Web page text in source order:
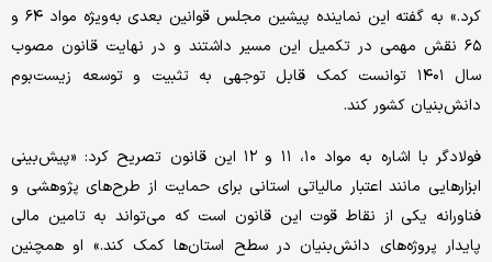
کرد.» به گفته این نماینده پیشین مجلس قوانین بعدی به‌ویژه مواد ۶۴ و
۶۵ نقش مهمی در تکمیل این مسیر داشتند و در نهایت قانون مصوب
سال ۱۴۰۱ توانست کمک قابل‌ توجهی به تثبیت و توسعه زیست‌بوم
دانش‌بنیان کشور کند.
فولادگر با اشاره به مواد ۱۰، ۱۱ و ۱۲ این قانون تصریح کرد: «پیش‌بینی
ابزارهایی مانند اعتبار مالیاتی استانی برای حمایت از طرح‌های پژوهشی و
فناورانه یکی از نقاط قوت این قانون است که می‌تواند به تامین مالی
پایدار پروژه‌های دانش‌بنیان در سطح استان‌ها کمک کند.» او همچنین